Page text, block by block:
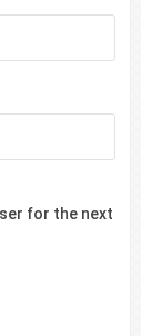
for the next